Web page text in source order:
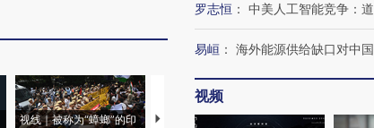
视线｜被称为“蟑螂”的印
视线｜“入侵”还是“人道危
湖北宜昌局部短
罗志恒 ： 中美人工智能竞争：
易峘 ： 海外能源供给缺口对中
视频